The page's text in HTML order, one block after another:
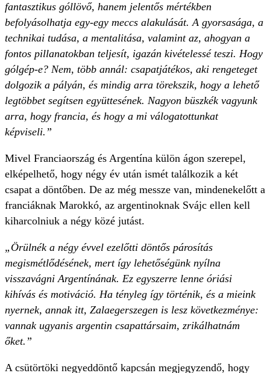
fantasztikus góllövő, hanem jelentős mértékben
befolyásolhatja egy-egy meccs alakulását. A gyorsasága, a
technikai tudása, a mentalitása, valamint az, ahogyan a
fontos pillanatokban teljesít, igazán kivételessé teszi. Hogy
gólgép-e? Nem, több annál: csapatjátékos, aki rengeteget
dolgozik a pályán, és mindig arra törekszik, hogy a lehető
legtöbbet segítsen együttesének. Nagyon büszkék vagyunk
arra, hogy francia, és hogy a mi válogatottunkat
képviseli.”
Mivel Franciaország és Argentína külön ágon szerepel,
elképelhető, hogy négy év után ismét találkozik a két
csapat a döntőben. De az még messze van, mindenekelőtt a
franciáknak Marokkó, az argentinoknak Svájc ellen kell
kiharcolniuk a négy közé jutást.
„Örülnék a négy évvel ezelőtti döntős párosítás
megismétlődésének, mert így lehetőségünk nyílna
visszavágni Argentínának. Ez egyszerre lenne óriási
kihívás és motiváció. Ha tényleg így történik, és a mieink
nyernek, annak itt, Zalaegerszegen is lesz következménye:
vannak ugyanis argentin csapattársaim, zrikálhatnám
őket.”
A csütörtöki negyeddöntő kapcsán megjegyzendő, hogy